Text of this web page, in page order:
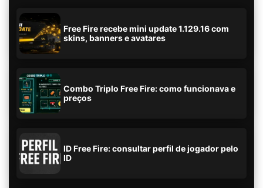
Free Fire recebe mini update 1.129.16 com
skins, banners e avatares
Combo Triplo Free Fire: como funcionava e
preços
ID Free Fire: consultar perfil de jogador pelo
ID